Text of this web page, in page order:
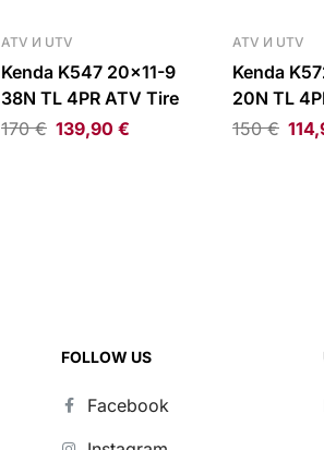
ATV И UTV
Kenda K547 20×11-9
38N TL 4PR ATV Tire
170€ 139,90 €
ATV И UTV
Kenda
20N TL
150€
FOLLOW US
Facebook